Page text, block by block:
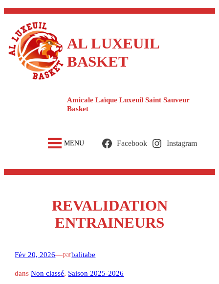
Aller
contenu
AL LUXEUIL
BASKET
Amicale Laïque Luxeuil Saint Sauveur
Basket
MENU Facebook Instagram
REVALIDATION
ENTRAINEURS
Fév 20, 2026—parbalitabe
dansNon classé, Saison 2025-2026